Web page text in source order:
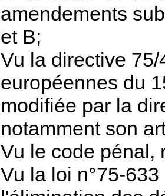
amendements
et B;
Vu la directive
européennes du
modifiée par la
notamment son
Vu le code pénal,
Vu la loi n°75-